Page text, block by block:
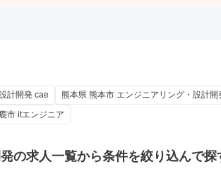
計開発 cae
熊本県 熊本市 エンジニアリング・設計開
市 itエンジニア
の求人一覧から条件を絞り込んで探